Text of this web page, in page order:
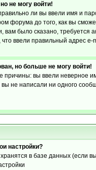
не могу войти!
ли вы ввели имя и
форума до того, как вы
вам было сказано, требуется
ввели правильный адрес
но больше не могу войти!
причины: вы ввели неверное
не написали ни одного
настройки?
в базе данных (если